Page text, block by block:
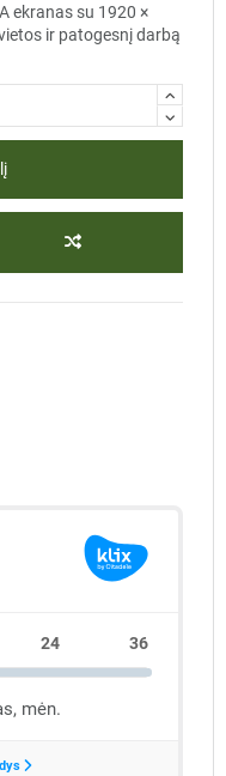
ekranas su 1920 ×
ir patogesnį darbą